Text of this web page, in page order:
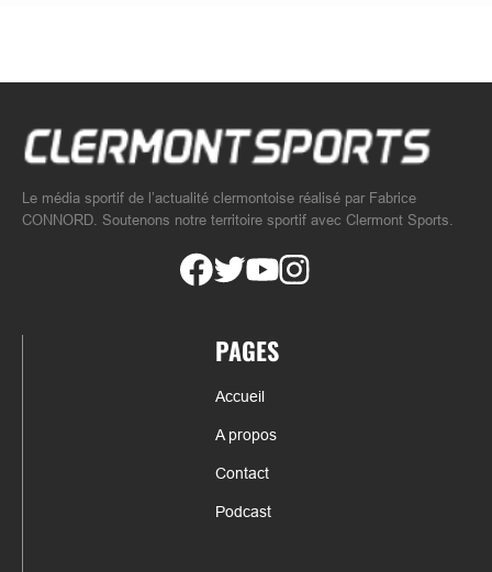
Le média sportif de l’actualité clermontoise réalisé par Fabrice
CONNORD. Soutenons notre territoire sportif avec Clermont Sports.
PAGES
Accueil
A propos
Contact
Podcast